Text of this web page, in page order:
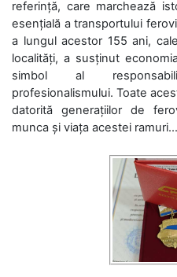
referință, care marchează
esențială a transportului
a lungul acestor 155 ani,
localități, a susținut
simbol al
profesionalismului. Toate
datorită generațiilor de
munca și viața acestei